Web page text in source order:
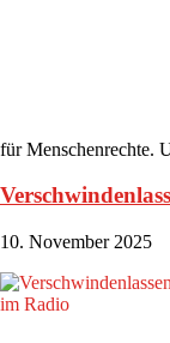
für Menschenrechte.
10. November 2025